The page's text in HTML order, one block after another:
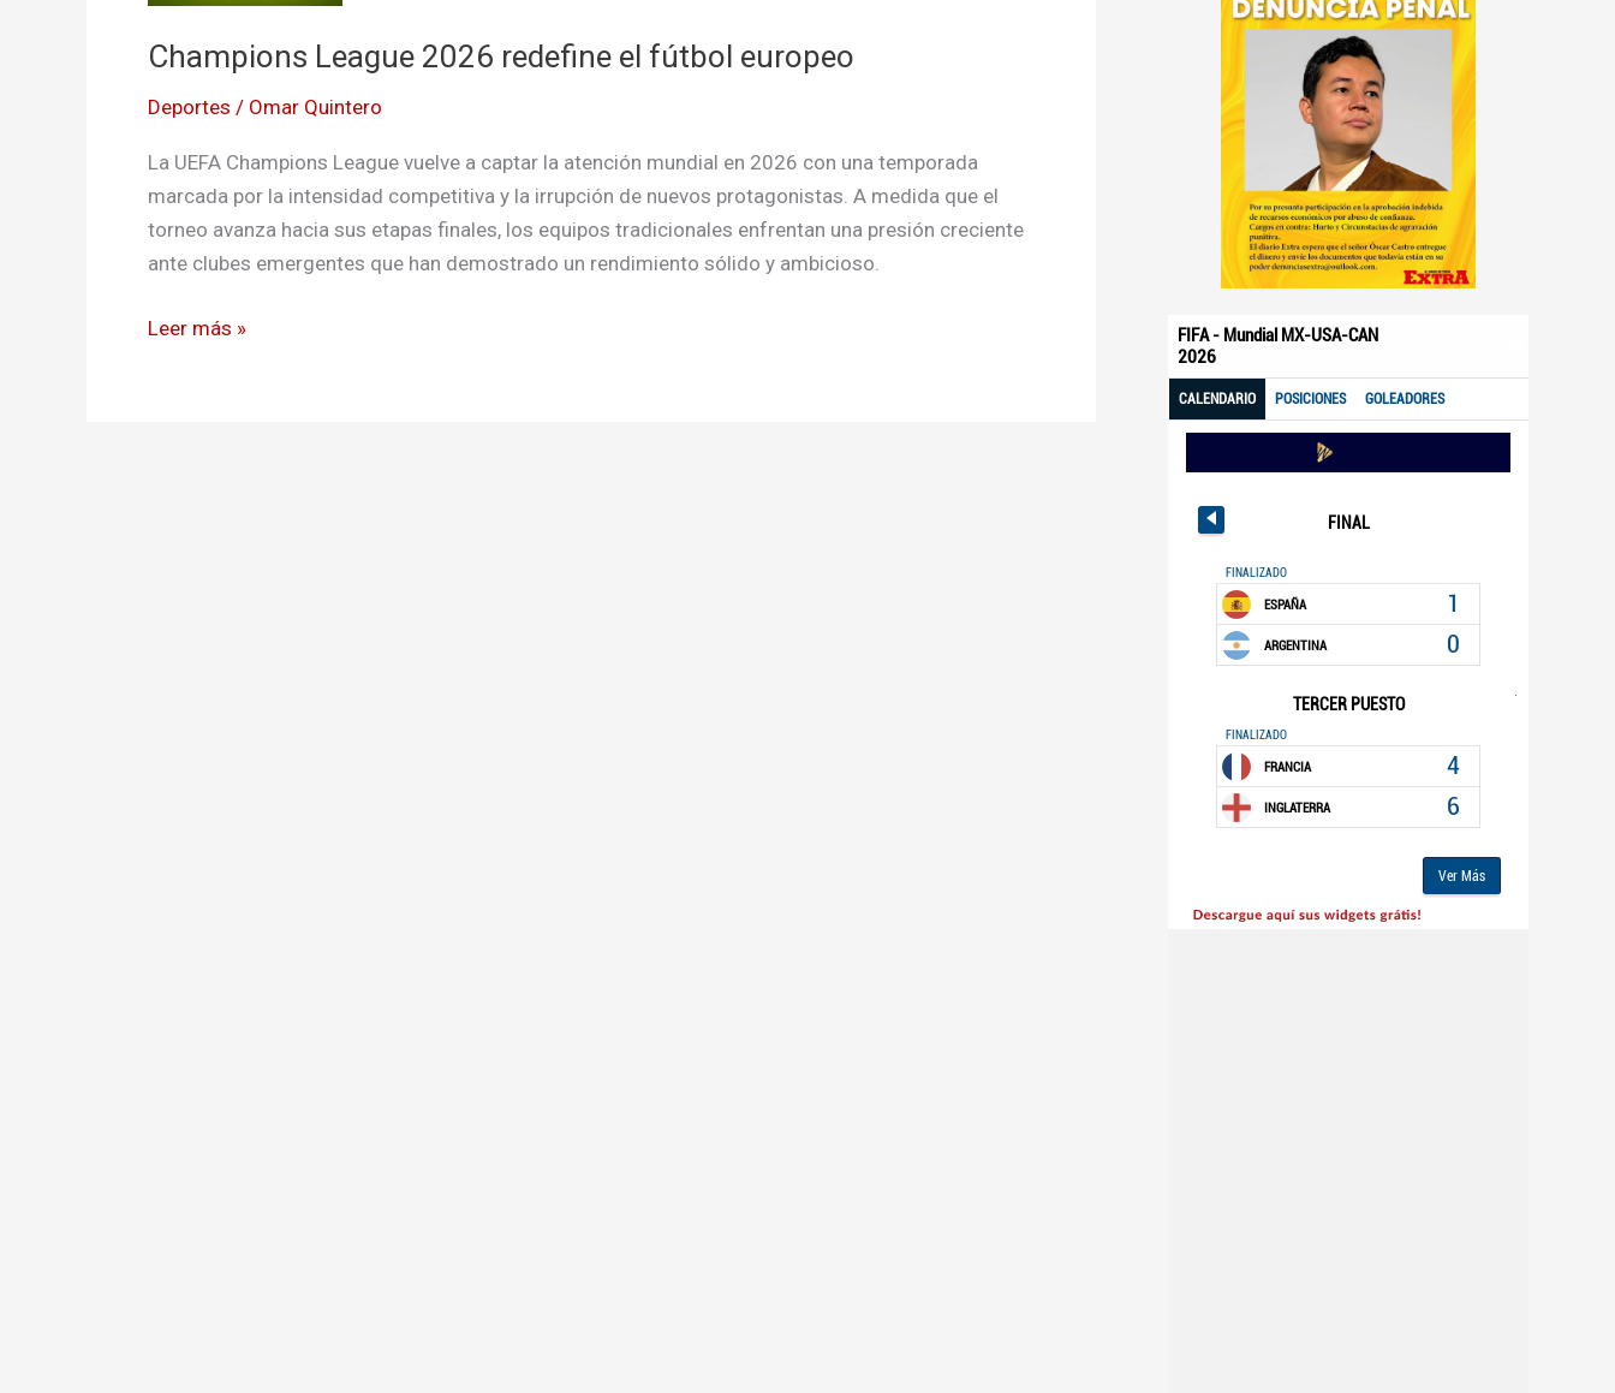
Champions League 2026 redefine el fútbol europeo
Deportes / Omar Quintero
La UEFA Champions League vuelve a captar la atención mundial en 2026 con una temporada
marcada por la intensidad competitiva y la irrupción de nuevos protagonistas. A medida que el
torneo avanza hacia sus etapas finales, los equipos tradicionales enfrentan una presión creciente
ante clubes emergentes que han demostrado un rendimiento sólido y ambicioso.
fútbol
europeo
Leer más »